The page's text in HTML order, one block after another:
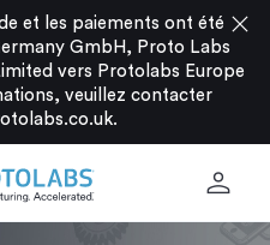
et les paiements ont été
GmbH, Proto Labs
vers Protolabs Europe
veuillez contacter
.
close
person